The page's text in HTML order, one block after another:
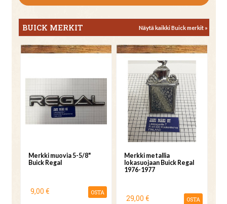
BUICK MERKIT Näytä kaikki Buick merkit »
Merkki muovia 5-5/8"
Buick Regal
9,00 € OSTA
Merkki metallia
lokasuojaan Buick Regal
1976-1977
29,00 € OSTA